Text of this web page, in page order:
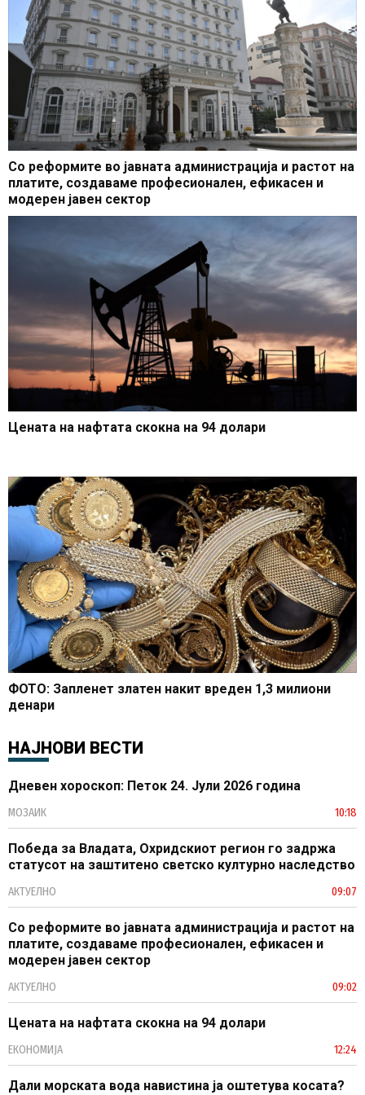
Со реформите во јавната администрација и растот на
платите, создаваме професионален, ефикасен и
модерен јавен сектор
Цената на нафтата скокна на 94 долари
ФОТО: Запленет златен накит вреден 1,3 милиони
денари
НАЈНОВИ ВЕСТИ
Дневен хороскоп: Петок 24. Јули 2026 година
МОЗАИК 10:18
Победа за Владата, Охридскиот регион го задржа
статусот на заштитено светско културно наследство
АКТУЕЛНО 09:07
Со реформите во јавната администрација и растот на
платите, создаваме професионален, ефикасен и
модерен јавен сектор
АКТУЕЛНО 09:02
Цената на нафтата скокна на 94 долари
ЕКОНОМИЈА 12:24
Дали морската вода навистина ја оштетува косата?